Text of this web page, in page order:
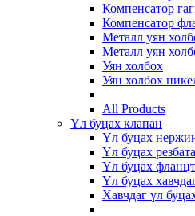
Компенсатор
Компенсатор
Металл уян
Металл уян
Уян холбох
Уян холбох
All Products
Үл буцах клапан
Үл буцах
Үл буцах
Үл буцах
Үл буцах
Хавчдаг үл